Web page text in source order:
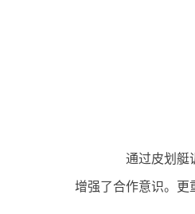
通过皮划艇训
增强了合作意识。更